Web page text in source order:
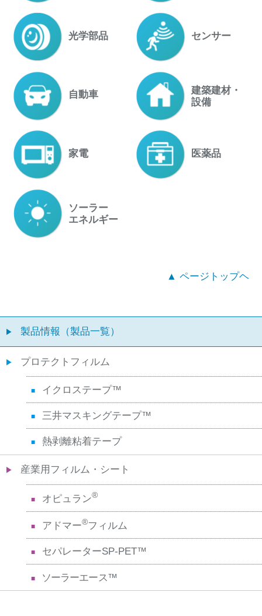
光学部品 センサー
自動車
建築建材・
設備
家電 医薬品
ソーラー
エネルギー
▲ ページトップヘ
製品情報（製品一覧）
プロテクトフィルム
イクロステープ™
三井マスキングテープ™
熱剥離粘着テープ
産業用フィルム・シート
オピュラン®
アドマー®フィルム
セパレーターSP-PET™
ソーラーエース™